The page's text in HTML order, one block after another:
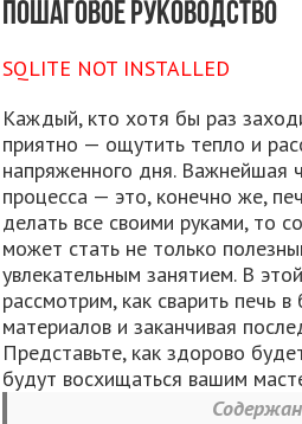
пошаговое руководство
SQLITE NOT INSTALLED
Каждый, кто хотя бы раз
приятно — ощутить тепло и
напряженного дня. Важнейшая
процесса — это, конечно же,
делать все своими руками, то
может стать не только
увлекательным занятием. В
рассмотрим, как сварить печь
материалов и заканчивая
Представьте, как здорово
будут восхищаться вашим